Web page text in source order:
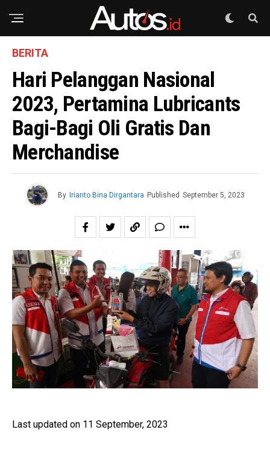
BERITA
Hari Pelanggan Nasional
2023, Pertamina Lubricants
Bagi-Bagi Oli Gratis Dan
Merchandise
By Irianto Bina Dirgantara Published September 5, 2023
Last updated on 11 September, 2023